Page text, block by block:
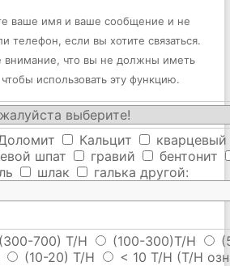
ваше имя и ваше сообщение и не
телефон, если вы хотите связаться.
внимание, что вы не должны иметь
использовать эту функцию.
Кальцит
кварцевый
шпат
гравий
бентонит
шлак галька другой:
(300-700) T/H (100-300)T/H
(10-20) T/H < 10 T/H (T/H